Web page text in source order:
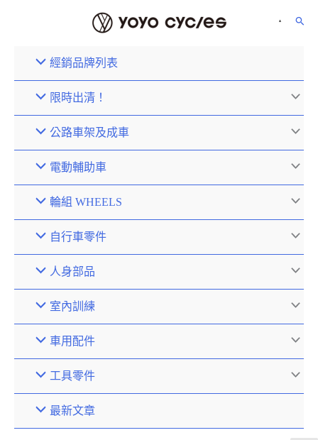
經銷品牌列表
限時出清！
公路車架及成車
電動輔助車
輪組 WHEELS
自行車零件
人身部品
室內訓練
車用配件
工具零件
最新文章